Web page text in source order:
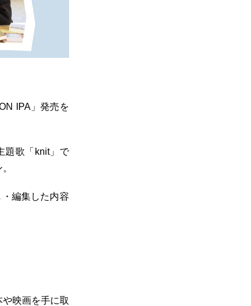
IPA」発売を
題歌「knit」で
編集した内容
映画を手に取